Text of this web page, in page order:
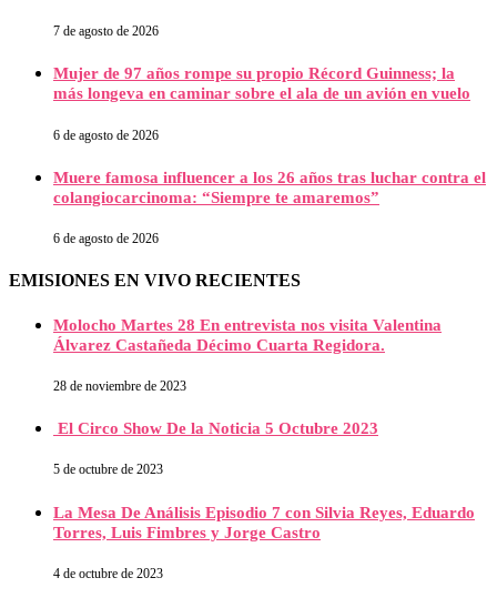
7 de agosto de 2026
Mujer de 97 años rompe su propio Récord Guinness; la
más longeva en caminar sobre el ala de un avión en vuelo
6 de agosto de 2026
Muere famosa influencer a los 26 años tras luchar contra el
colangiocarcinoma: “Siempre te amaremos”
6 de agosto de 2026
EMISIONES EN VIVO RECIENTES
Molocho Martes 28 En entrevista nos visita Valentina
Álvarez Castañeda Décimo Cuarta Regidora.
28 de noviembre de 2023
El Circo Show De la Noticia 5 Octubre 2023
5 de octubre de 2023
La Mesa De Análisis Episodio 7 con Silvia Reyes, Eduardo
Torres, Luis Fimbres y Jorge Castro
4 de octubre de 2023